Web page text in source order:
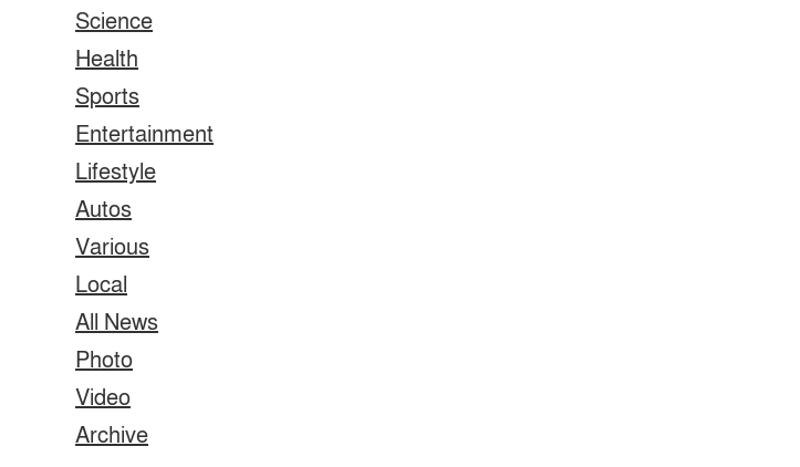
Science
Health
Sports
Entertainment
Lifestyle
Autos
Various
Local
All News
Photo
Video
Archive